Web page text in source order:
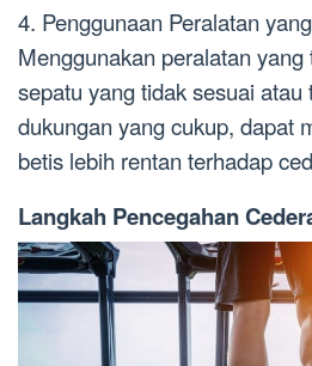
4. Penggunaan Peralatan
Menggunakan peralatan
sepatu yang tidak sesuai
dukungan yang cukup, dapat
betis lebih rentan terhadap
Langkah Pencegahan